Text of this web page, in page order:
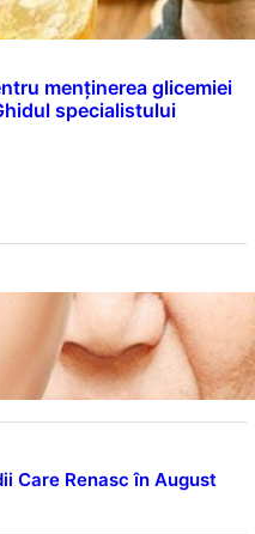
menținerea glicemiei
specialistului
după 70 de Ani: Ce
Studiile Psihologice
Care Renasc în August